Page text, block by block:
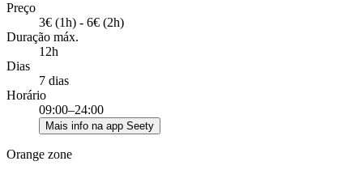
Preço
3€ (1h) - 6€ (2h)
Duração máx.
12h
Dias
7 dias
Horário
09:00–24:00
Mais info na app Seety
Orange zone